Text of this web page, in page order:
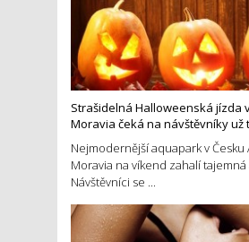
Strašidelná Halloweenská jízda
Moravia čeká na návštěvníky už
Nejmodernější aquapark v Česku
Moravia na víkend zahalí
Návštěvníci se ...